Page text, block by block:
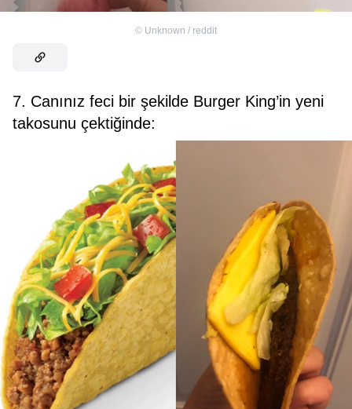
© Unknown / reddit
7. Canınız feci bir şekilde Burger King’in yeni
takosunu çektiğinde: